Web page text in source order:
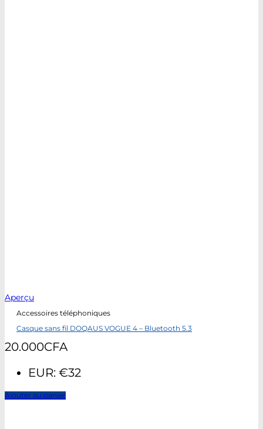
Aperçu
Accessoires téléphoniques
Casque sans fil DOQAUS VOGUE 4 – Bluetooth 5.3
20.000CFA
EUR: €32
Ajouter au panier